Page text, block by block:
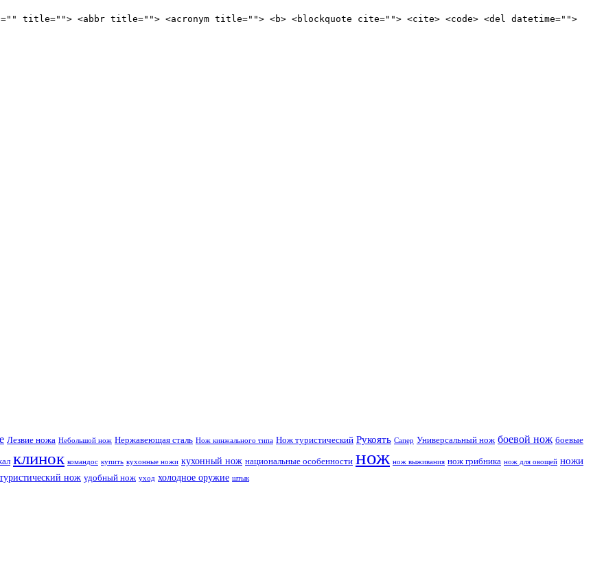
title=""> <abbr title=""> <acronym title=""> <b> <blockquote cite=""> <cite> <code> <del datetime="">
Лезвие ножа Небольшой нож Нержавеющая сталь Нож кинжального типа Нож туристический Рукоять Сапер Универсальный нож боевой нож боевые
клинок командос купить кухонные ножи кухонный нож национальные особенности нож нож выживания нож грибника нож для овощей ножи
туристический нож удобный нож уход холодное оружие штык